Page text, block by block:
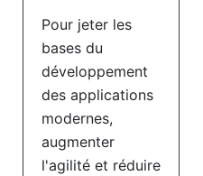
Pour jeter les
bases du
développement
des applications
modernes,
augmenter
l'agilité et réduire